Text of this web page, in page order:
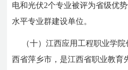
电和光伏2个专业被评为省级优
水平专业群建设单位。
（十）江西应用工程职业学
西省萍乡市，是江西省职业教育